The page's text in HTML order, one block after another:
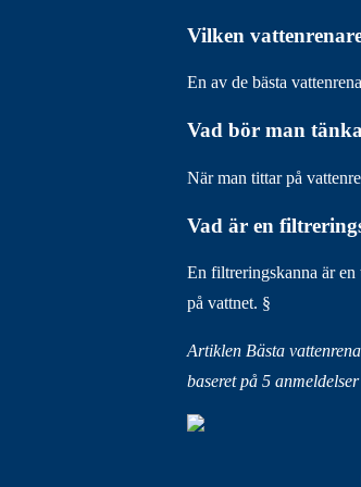
Vilken
En av de bästa
Vad bör man
När man tittar på
Vad är en
En filtreringskanna är
på vattnet. §
Artiklen Bästa
baseret på 5 anmeldelser